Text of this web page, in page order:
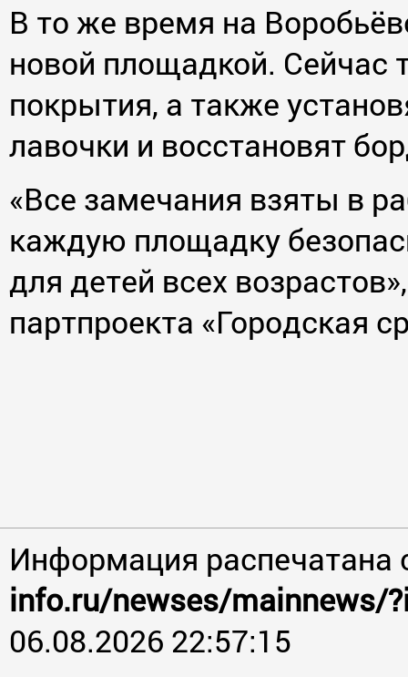
В то же время на
новой площадкой.
покрытия, а также
лавочки и восстановят
«Все замечания взяты в
каждую площадку
для детей всех
партпроекта «Городская
Информация
info.ru/newses/mainnews/
06.08.2026 22:57:15